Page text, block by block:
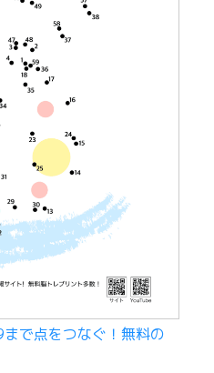
で点をつなぐ！無料の